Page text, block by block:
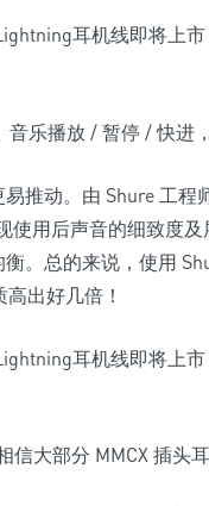
音乐播放 / 暂停 / 快进
推动。由 Shure 工程
使用后声音的细致度
。总的来说，使用
出好几倍！
信大部分 MMCX 插头